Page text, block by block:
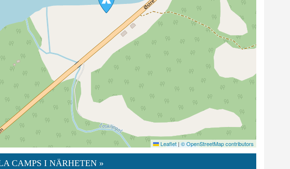
Leaflet | © OpenStreetMap contributors
CAMPS I NÄRHETEN »